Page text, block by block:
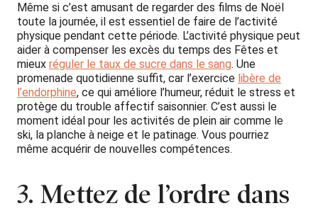
Même si c’est amusant de regarder des films de Noël
toute la journée, il est essentiel de faire de l’activité
physique pendant cette période. L’activité physique peut
aider à compenser les excès du temps des Fêtes et
mieux réguler le taux de sucre dans le sang. Une
promenade quotidienne suffit, car l’exercice libère de
l’endorphine, ce qui améliore l’humeur, réduit le stress et
protège du trouble affectif saisonnier. C’est aussi le
moment idéal pour les activités de plein air comme le
ski, la planche à neige et le patinage. Vous pourriez
même acquérir de nouvelles compétences.
3. Mettez de l’ordre dans